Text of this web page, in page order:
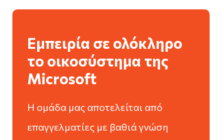
Εμπειρία σε ολόκληρο
το οικοσύστημα της
Microsoft
Η ομάδα μας αποτελείται από
επαγγελματίες με βαθιά γνώση